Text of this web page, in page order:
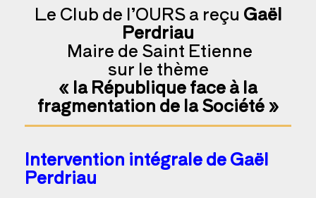
Le Club de l’OURS a reçu Gaël
Perdriau
Maire de Saint Etienne
sur le thème
« la République face à la
fragmentation de la Société »
Intervention intégrale de Gaël
Perdriau